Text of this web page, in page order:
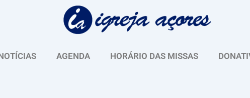
AGENDA HORÁRIO DAS MISSAS